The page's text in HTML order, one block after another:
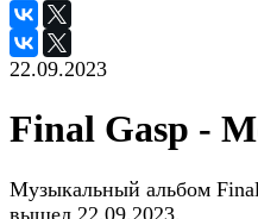
22.09.2023
Final Gasp -
Музыкальный альбом
вышел 22.09.2023.